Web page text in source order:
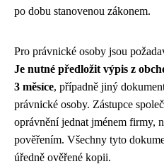
po dobu stanovenou zákonem.
Pro právnické osoby jsou
Je nutné předložit výpis z
3 měsíce, případně jiný
právnické osoby. Zástupce
oprávnění jednat jménem firmy,
pověřením. Všechny tyto
úředně ověřené kopii.